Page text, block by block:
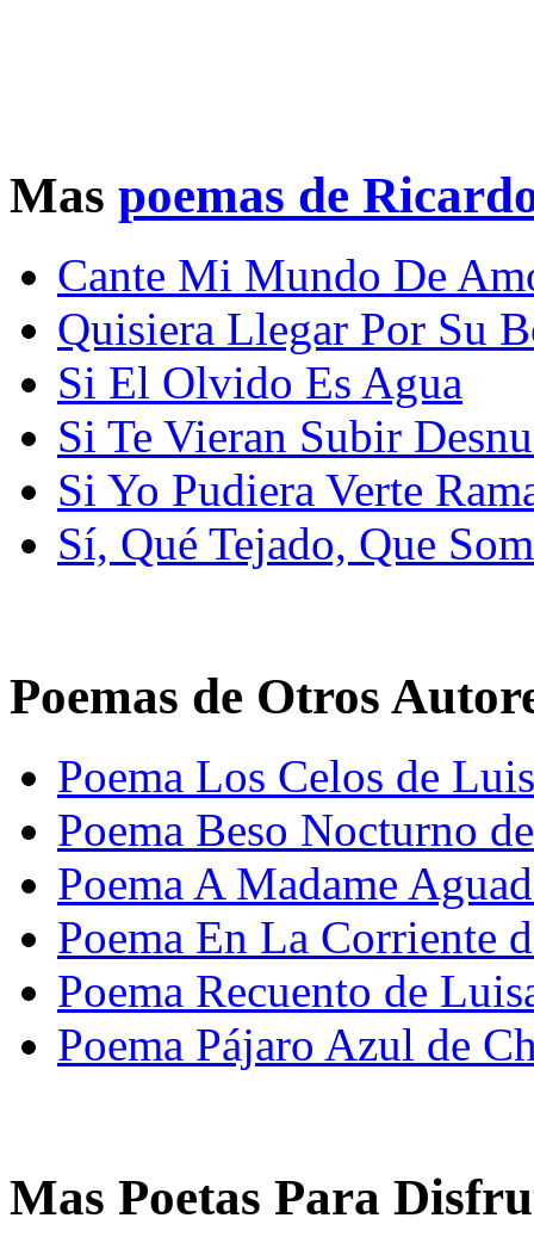
Mas poemas de
Cante Mi Mundo De
Quisiera Llegar Por Su
Si El Olvido Es Agua
Si Te Vieran Subir
Si Yo Pudiera Verte
Sí, Qué Tejado, Que
Poemas de Otros
Poema Los Celos de
Poema Beso Nocturno
Poema A Madame
Poema En La Corriente
Poema Recuento de
Poema Pájaro Azul de
Mas Poetas Para